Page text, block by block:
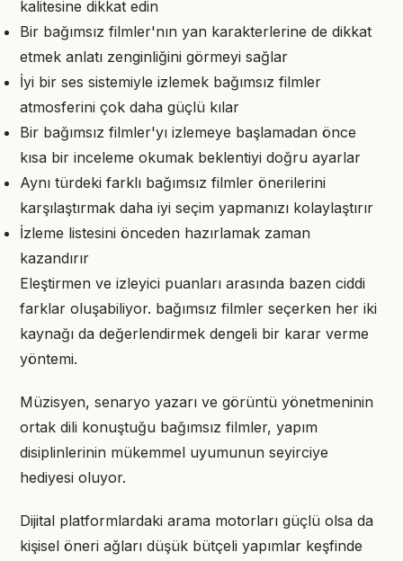
kalitesine dikkat edin
Bir bağımsız filmler'nın yan karakterlerine de dikkat
etmek anlatı zenginliğini görmeyi sağlar
İyi bir ses sistemiyle izlemek bağımsız filmler
atmosferini çok daha güçlü kılar
Bir bağımsız filmler'yı izlemeye başlamadan önce
kısa bir inceleme okumak beklentiyi doğru ayarlar
Aynı türdeki farklı bağımsız filmler önerilerini
karşılaştırmak daha iyi seçim yapmanızı kolaylaştırır
İzleme listesini önceden hazırlamak zaman
kazandırır
Eleştirmen ve izleyici puanları arasında bazen ciddi
farklar oluşabiliyor. bağımsız filmler seçerken her iki
kaynağı da değerlendirmek dengeli bir karar verme
yöntemi.
Müzisyen, senaryo yazarı ve görüntü yönetmeninin
ortak dili konuştuğu bağımsız filmler, yapım
disiplinlerinin mükemmel uyumunun seyirciye
hediyesi oluyor.
Dijital platformlardaki arama motorları güçlü olsa da
kişisel öneri ağları düşük bütçeli yapımlar keşfinde